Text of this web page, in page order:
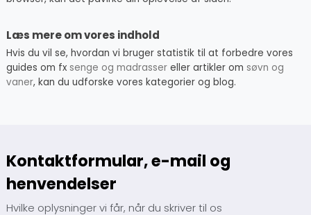
Læs mere om vores indhold
Hvis du vil se, hvordan vi bruger statistik til at forbedre vores
guides om fx senge og madrasser eller artikler om søvn og
vaner, kan du udforske vores kategorier og blog.
Kontaktformular, e-mail og
henvendelser
Hvilke oplysninger vi får, når du skriver til os